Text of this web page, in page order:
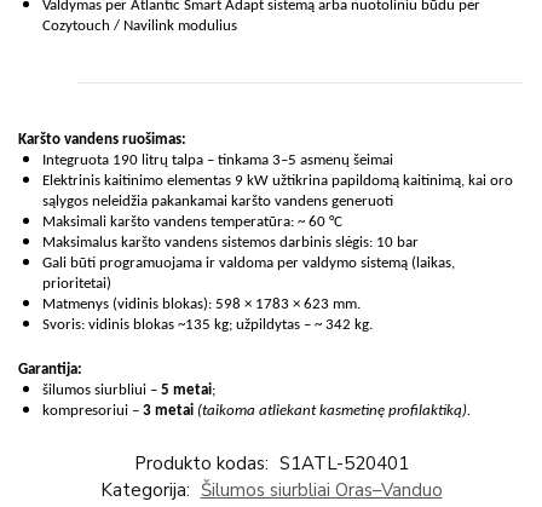
Valdymas per Atlantic Smart Adapt sistemą arba nuotoliniu būdu per
Cozytouch / Navilink modulius
Karšto vandens ruošimas:
Integruota 190 litrų talpa – tinkama 3–5 asmenų šeimai
Elektrinis kaitinimo elementas 9 kW užtikrina papildomą kaitinimą, kai oro
sąlygos neleidžia pakankamai karšto vandens generuoti
Maksimali karšto vandens temperatūra: ~ 60 °C
Maksimalus karšto vandens sistemos darbinis slėgis: 10 bar
Gali būti programuojama ir valdoma per valdymo sistemą (laikas,
prioritetai)
Matmenys (vidinis blokas): 598 × 1783 × 623 mm.
Svoris: vidinis blokas ~135 kg; užpildytas – ~ 342 kg.
Garantija:
šilumos siurbliui – 5 metai;
kompresoriui – 3 metai (taikoma atliekant kasmetinę profilaktiką).
Produkto kodas: S1ATL-520401
Kategorija: Šilumos siurbliai Oras–Vanduo